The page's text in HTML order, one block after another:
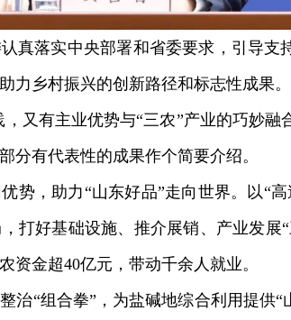
真落实中央部署和省委要求，引导支
力乡村振兴的创新路径和标志性成果
又有主业优势与“三农”产业的巧妙融
分有代表性的成果作个简要介绍。
，助力“山东好品”走向世界。以“高
打好基础设施、推介展销、产业发展
资金超40亿元，带动千余人就业。
“组合拳”，为盐碱地综合利用提供“